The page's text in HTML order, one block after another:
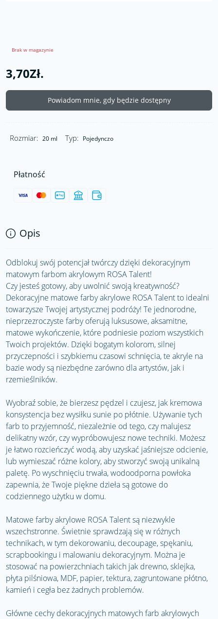
Brak w magazynie
3,70Zł.
Powiadom mnie, gdy będzie dostępny
Rozmiar: 20 ml Typ: Pojedynczo
Płatność
Opis
Odblokuj swój potencjał twórczy dzięki dekoracyjnym
matowym farbom akrylowym ROSA Talent!
Czy jesteś gotowy, aby uwolnić swoją kreatywność?
Dekoracyjne matowe farby akrylowe ROSA Talent to idealni
towarzysze Twojej artystycznej podróży! Te jednorodne,
nieprzezroczyste farby oferują luksusowe, aksamitne,
matowe wykończenie, które podniesie poziom wszystkich
Twoich projektów. Dzięki bogatym kolorom, silnej
przyczepności i szybkiemu czasowi schnięcia, te akryle na
bazie wody są niezbędne zarówno dla artystów, jak i
rzemieślników.
Wyobraź sobie, że bierzesz pędzel i czujesz, jak kremowa
konsystencja bez wysiłku sunie po płótnie. Używanie tych
farb to przyjemność, niezależnie od tego, czy malujesz
delikatny wzór, czy wypróbowujesz nowe techniki. Możesz
je łatwo rozcieńczyć wodą, aby uzyskać jaśniejsze odcienie,
lub wymieszać różne kolory, aby stworzyć swoją unikalną
paletę. Po wyschnięciu trwała, wodoodporna powłoka
zapewnia, że ​​Twoje piękne dzieła są gotowe do
codziennego użytku w domu.
Matowe farby akrylowe ROSA Talent są niezwykle
wszechstronne. Świetnie sprawdzają się w różnych
technikach, w tym dekorowaniu, decoupage, spękaniu,
scrapbookingu i malowaniu dekoracyjnym. Można je
stosować na powierzchniach takich jak drewno, sklejka,
płyta pilśniowa, MDF, papier, tektura, zagruntowane płótno,
kamień i cegła bez żadnych problemów.
Główne cechy dekoracyjnych matowych farb akrylowych